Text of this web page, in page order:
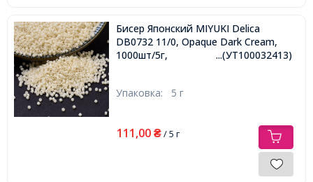
Бисер Японский MIYUKI Delica
DB0732 11/0, Opaque Dark Cream,
1000шт/5г,
...(УТ100032413)
Упаковка: 5 г
111,00 ₴/ 5 г